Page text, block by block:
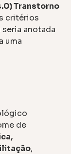
Transtorno
critérios
anotada
uma
de
,